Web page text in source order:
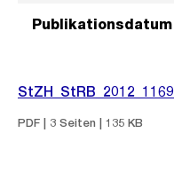
Publikationsdatum
StZH_StRB_2012_1169
PDF | 3 Seiten | 135 KB